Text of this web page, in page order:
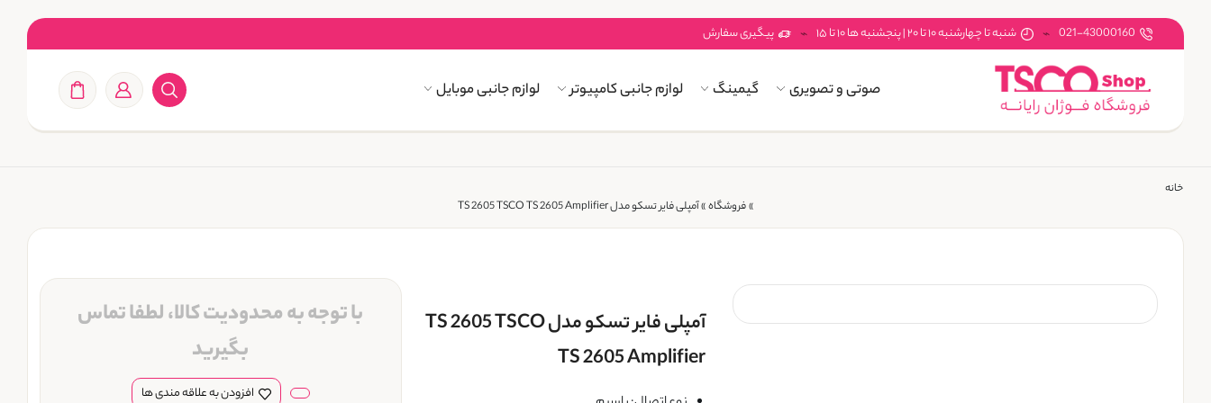
021-43000160 شنبه تا چهارشنبه ۱۰ تا ۲۰ | پنجشنبه ها ۱۰ تا ۱۵ پیگیری سفارش
صوتی و تصویری گیمینگ لوازم جانبی کامپیوتر لوازم جانبی موبایل
خانه
»فروشگاه»آمپلی فایر تسکو مدل TS 2605 TSCO TS 2605 Amplifier
آمپلی فایر تسکو مدل TS 2605 TSCO
TS 2605 Amplifier
با توجه به محدودیت کالا، لطفا تماس
بگیرید
افزودن به علاقه مندی ها